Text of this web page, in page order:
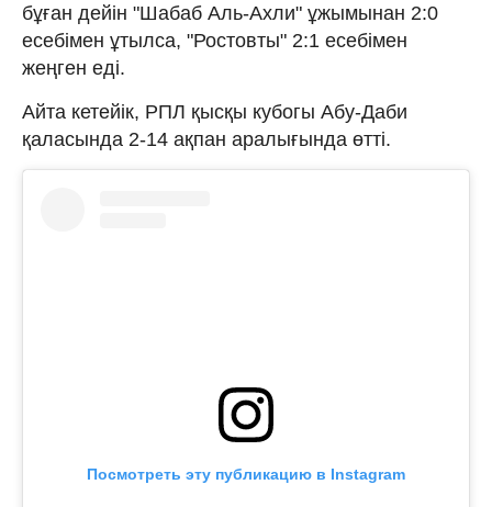
бұған дейін "Шабаб Аль-Ахли" ұжымынан 2:0
есебімен ұтылса, "Ростовты" 2:1 есебімен
жеңген еді.
Айта кетейік, РПЛ қысқы кубогы Абу-Даби
қаласында 2-14 ақпан аралығында өтті.
Посмотреть эту публикацию в Instagram